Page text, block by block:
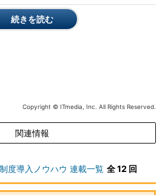
社員に強く意識づけたい場合は、職能
。また、「果たすべき責務」を強く意
組み立てるといっても、能力はシステ
の交渉力、部下に対する指導力と多岐
か」を検討し、要件として固めること
続きを読む
Copyright © ITmedia, Inc. All Rights Reserved.
関連情報
度導入ノウハウ 連載一覧 全 12 回